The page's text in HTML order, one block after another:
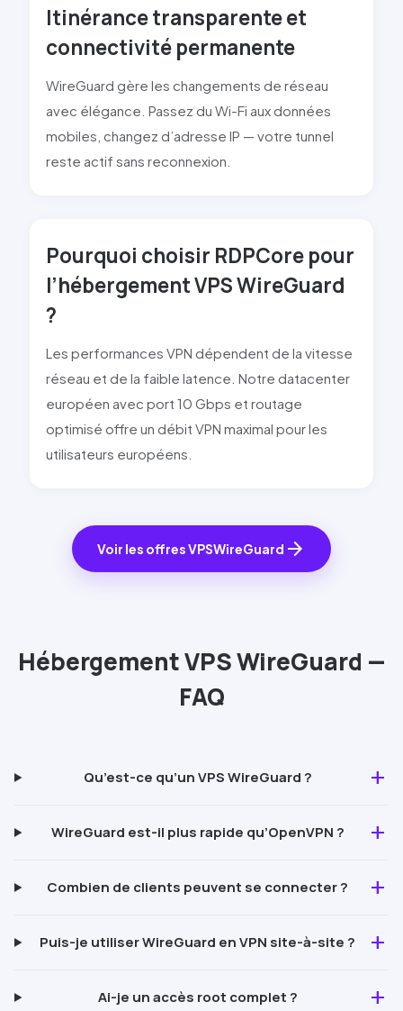
Itinérance transparente et
connectivité permanente
WireGuard gère les changements de réseau
avec élégance. Passez du Wi-Fi aux données
mobiles, changez d’adresse IP — votre tunnel
reste actif sans reconnexion.
Pourquoi choisir RDPCore pour
l’hébergement VPS WireGuard
?
Les performances VPN dépendent de la vitesse
réseau et de la faible latence. Notre datacenter
européen avec port 10 Gbps et routage
optimisé offre un débit VPN maximal pour les
utilisateurs européens.
Voir les offres VPSWireGuard arrow_forward
Hébergement VPSWireGuard —
FAQ
Qu’est-ce qu’un VPSWireGuard? add
WireGuard est-il plus rapide qu’OpenVPN? add
Combien de clients peuvent se connecter ? add
Puis-je utiliserWireGuard en VPN site-à-site ? add
Ai-je un accès root complet ? add